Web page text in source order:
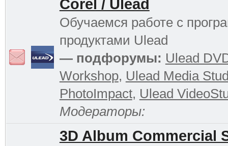
Corel / Ulead
Обучаемся работе с
продуктами Ulead
— подфорумы: Ulead
Workshop, Ulead Media
PhotoImpact, Ulead
Модераторы:
3D Album Commercial